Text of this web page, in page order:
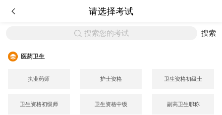
请选择考试
搜索您的考试 搜索
医药卫生
执业药师 护士资格 卫生资格初级士
卫生资格初级师 卫生资格中级 副高卫生职称